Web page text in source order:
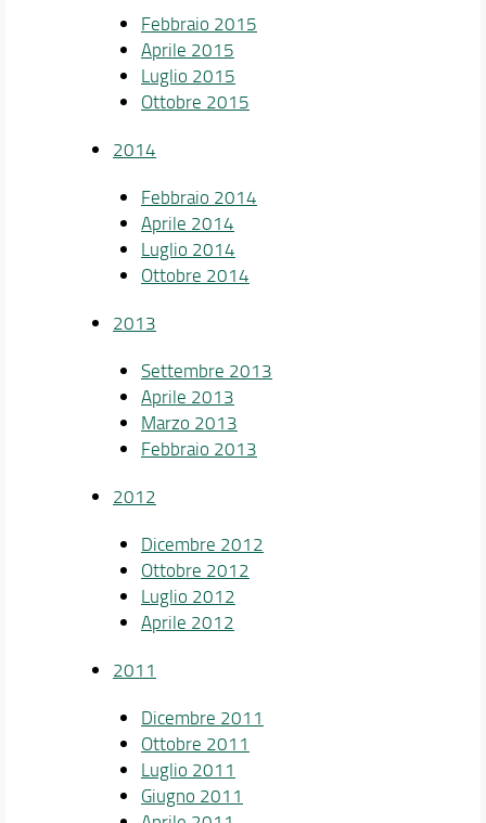
Febbraio 2015
Aprile 2015
Luglio 2015
Ottobre 2015
2014
Febbraio 2014
Aprile 2014
Luglio 2014
Ottobre 2014
2013
Settembre 2013
Aprile 2013
Marzo 2013
Febbraio 2013
2012
Dicembre 2012
Ottobre 2012
Luglio 2012
Aprile 2012
2011
Dicembre 2011
Ottobre 2011
Luglio 2011
Giugno 2011